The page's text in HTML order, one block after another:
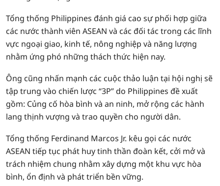
Tổng thống Philippines đánh giá cao sự phối hợp giữa
các nước thành viên ASEAN và các đối tác trong các lĩnh
vực ngoại giao, kinh tế, nông nghiệp và năng lượng
nhằm ứng phó những thách thức hiện nay.
Ông cũng nhấn mạnh các cuộc thảo luận tại hội nghị sẽ
tập trung vào chiến lược “3P” do Philippines đề xuất
gồm: Củng cố hòa bình và an ninh, mở rộng các hành
lang thịnh vượng và trao quyền cho người dân.
Tổng thống Ferdinand Marcos Jr. kêu gọi các nước
ASEAN tiếp tục phát huy tinh thần đoàn kết, cởi mở và
trách nhiệm chung nhằm xây dựng một khu vực hòa
bình, ổn định và phát triển bền vững.